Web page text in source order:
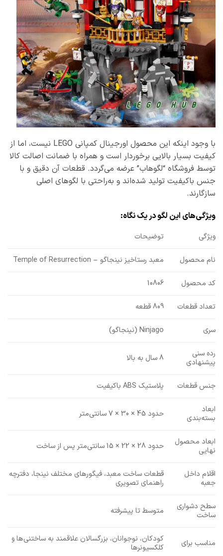
با وجود اینکه این محصول اورجینال کمپانی LEGO نیست، اما از
کیفیت بسیار بالایی برخوردار است و همراه با ضمانت اصالت کالا
توسط فروشگاه “لگوهاب” عرضه می‌گردد. قطعات آن دقیق و با
جنس باکیفیت تولید شده‌اند و به‌راحتی با لگوهای اصلی
سازگارند.
ویژگی‌های این لگو در یک نگاه:
ویژگی توضیحات
نام محصول معبد رستاخیز نینجاگو – Temple of Resurrection
کد محصول 10806
تعداد قطعات 809 قطعه
سری Ninjago (نینجاگو)
رده سنی
پیشنهادی
جنس قطعات پلاستیک ABS باکیفیت
ابعاد
بسته‌بندی
حدود 45 × 30 × 7 سانتی‌متر
ابعاد محصول
نهایی
حدود 28 × 22 × 15 سانتی‌متر پس از ساخت
اقلام داخل
جعبه
قطعات ساخت معبد، فیگورهای مختلف نینجا، دفترچه
راهنمای تصویری
سطح دشواری
ساخت
متوسط تا پیشرفته
مناسب برای
کودکان، نوجوانان، بزرگسالان علاقمند به ساختنی‌ها و
کلکسیونرها